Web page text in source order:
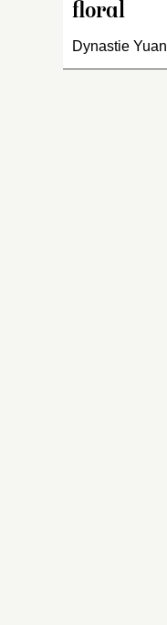
floral
Dynastie Yuan